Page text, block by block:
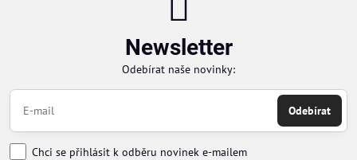
Newsletter
Odebírat naše novinky:
Odebírat
Chci se přihlásit k odběru novinek e-mailem